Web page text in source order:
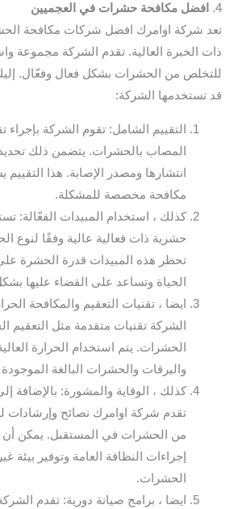
4.
افضل مكافحة حشرات في العجميين
تعد شركة اوامرك افضل شركات مكافحة
ذات الخبرة العالية. تقدم الشركة مجموعة
للتخلص من الحشرات بشكل فعال وفعّال.
قد تستخدمها الشركة:
التقييم الشامل: تقوم الشركة
المصاب بالحشرات. يتضمن ذلك
انتشارها ومصدر الإصابة. هذا
مكافحة مخصصة للمشكلة.
كذلك ، استخدام المبيدات الفعّالة:
حشرية ذات فعالية عالية وفقًا لنوع
تحظر هذه المبيدات قدرة الحشرة
الحياة وتساعد على القضاء عليها
ايضا ، تقنيات التعقيم والمكافحة
الشركة تقنيات متقدمة مثل التعقيم
الحشرات. يتم استخدام الحرارة
واليرقات والحشرات البالغة
كذلك ، الوقاية والمشورة: بالإضافة
تقدم شركة اوامرك نصائح وإرشادات
من الحشرات في المستقبل. يمكن أن
إجراءات النظافة العامة وتوفير بيئة
الحشرات.
ايضا ، برامج صيانة دورية: تقدم